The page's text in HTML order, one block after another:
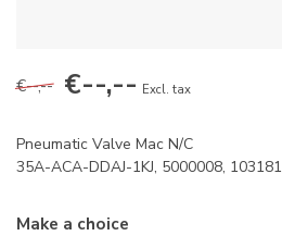
€--,-- €--,-- Excl. tax
Pneumatic Valve Mac N/C
35A-ACA-DDAJ-1KJ, 5000008, 103181
Make a choice